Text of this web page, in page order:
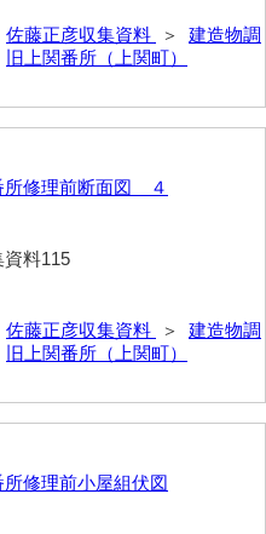
下小鯖）
土伝来）
）
佐藤正彦収集資料 ＞ 建造物調
旧上関番所（上関町）
所修理前断面図 ４
料115
佐藤正彦収集資料 ＞ 建造物調
旧上関番所（上関町）
修理前小屋組伏図